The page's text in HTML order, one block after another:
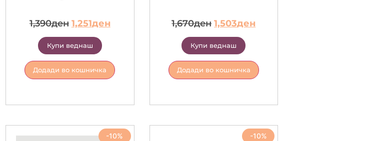
1,390ден 1,251ден
Купи веднаш
Додади во кошничка
1,670ден 1,503ден
Купи веднаш
Додади во кошничка
-10% -10%